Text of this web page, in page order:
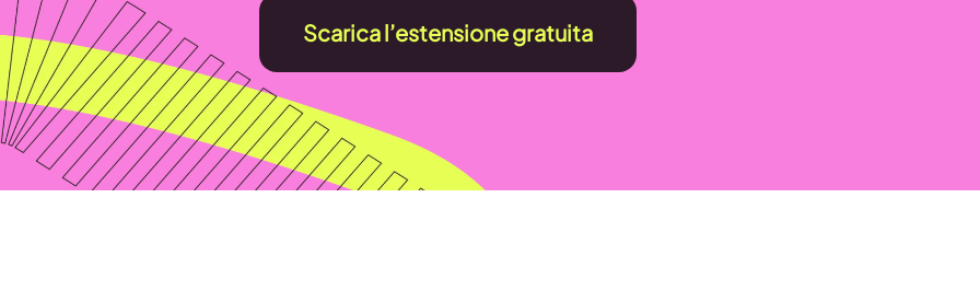
Scarica l’estensione gratuita